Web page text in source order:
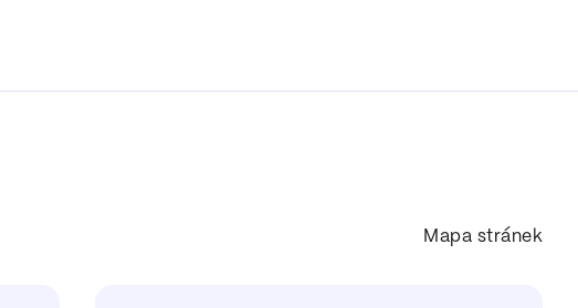
Mapa stránek